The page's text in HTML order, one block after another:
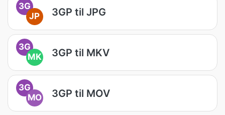
3G
JP
3GP til JPG
3G
MK
3GP til MKV
3G
MO
3GP til MOV